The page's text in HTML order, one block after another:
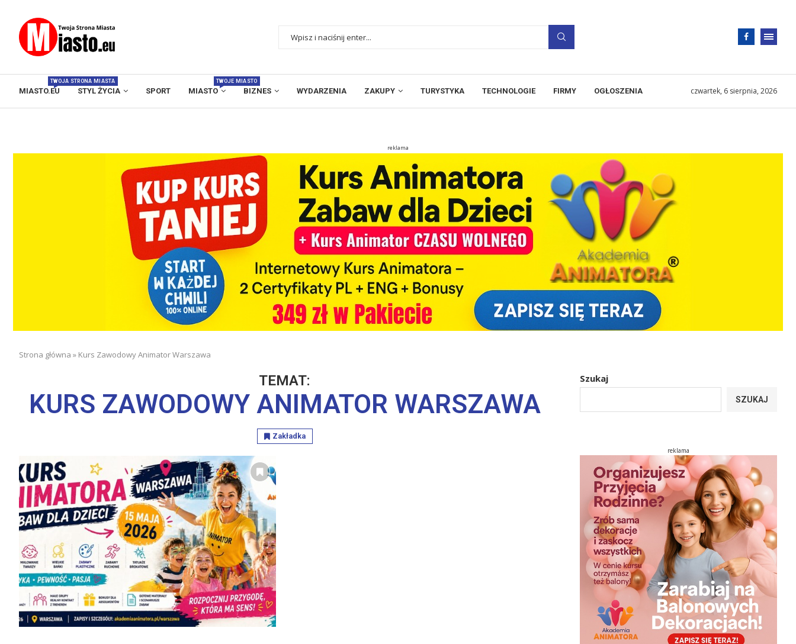
MIASTO.EU
TWOJA STRONA MIASTA
STYL ŻYCIA SPORT MIASTO
TWOJE MIASTO
BIZNES WYDARZENIA ZAKUPY TURYSTYKA TECHNOLOGIE FIRMY OGŁOSZENIA czwartek, 6 sierpnia, 2026
reklama
Strona główna » Kurs Zawodowy Animator Warszawa
TEMAT:
KURS ZAWODOWY ANIMATOR WARSZAWA
Zakładka
Szukaj
SZUKAJ
reklama